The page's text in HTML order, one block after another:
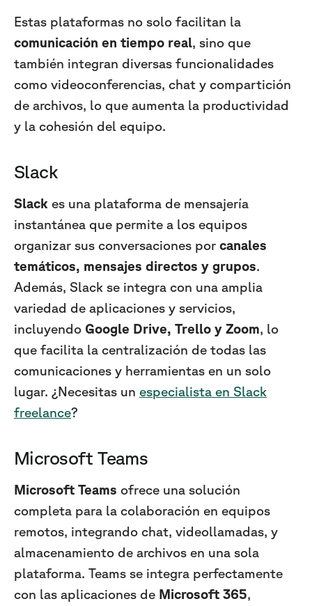
Estas plataformas no solo facilitan la
comunicación en tiempo real, sino que
también integran diversas funcionalidades
como videoconferencias, chat y compartición
de archivos, lo que aumenta la productividad
y la cohesión del equipo.
Slack
Slack es una plataforma de mensajería
instantánea que permite a los equipos
organizar sus conversaciones por canales
temáticos, mensajes directos y grupos.
Además, Slack se integra con una amplia
variedad de aplicaciones y servicios,
incluyendo Google Drive, Trello y Zoom, lo
que facilita la centralización de todas las
comunicaciones y herramientas en un solo
lugar. ¿Necesitas un especialista en Slack
freelance?
Microsoft Teams
Microsoft Teams ofrece una solución
completa para la colaboración en equipos
remotos, integrando chat, videollamadas, y
almacenamiento de archivos en una sola
plataforma. Teams se integra perfectamente
con las aplicaciones de Microsoft 365,